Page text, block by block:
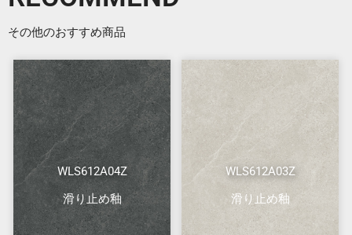
その他のおすすめ商品
WLS612A04Z
滑り止め釉
WLS612A03Z
滑り止め釉